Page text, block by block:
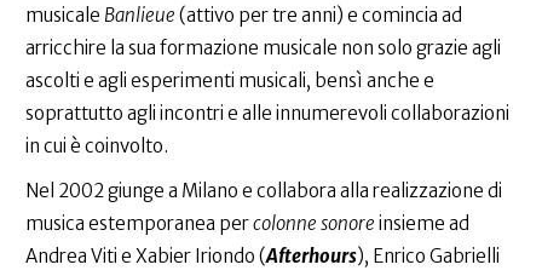
musicale Banlieue (attivo per tre anni) e comincia ad
arricchire la sua formazione musicale non solo grazie agli
ascolti e agli esperimenti musicali, bensì anche e
soprattutto agli incontri e alle innumerevoli collaborazioni
in cui è coinvolto.
Nel 2002 giunge a Milano e collabora alla realizzazione di
musica estemporanea percolonne sonore insieme ad
Andrea Viti e Xabier Iriondo (Afterhours), Enrico Gabrielli